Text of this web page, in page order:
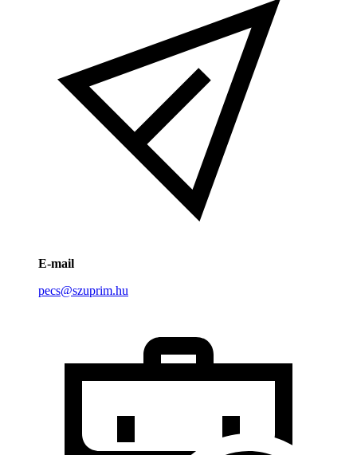
E-mail
pecs@szuprim.hu